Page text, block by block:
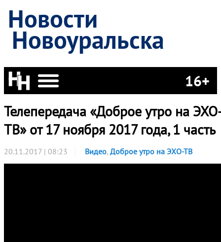
Новости
Новоуральска
16+
Телепередача «Доброе утро на
ТВ» от 17 ноября 2017 года, 1 часть
20.11.2017 | 08:23 Видео, Доброе утро на ЭХО-ТВ